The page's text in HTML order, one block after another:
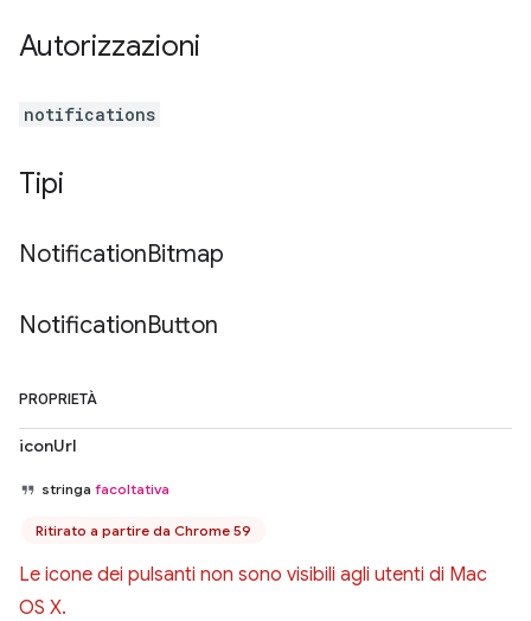
Autorizzazioni
notifications
Tipi
NotificationBitmap
NotificationButton
PROPRIETÀ
iconUrl
stringa facoltativa
Ritirato a partire da Chrome 59
Le icone dei pulsanti non sono visibili agli utenti di Mac
OS X.